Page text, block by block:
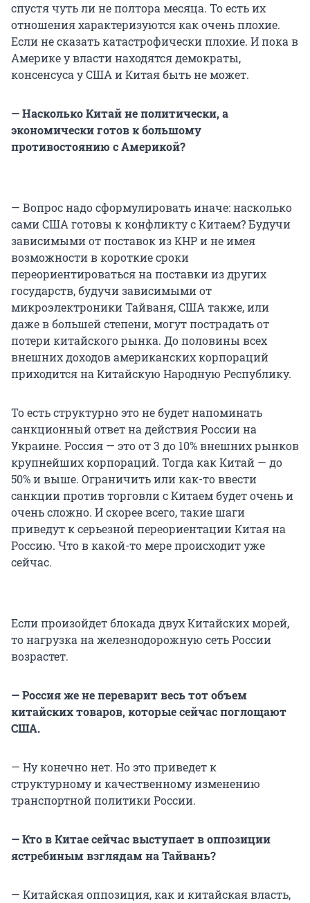
спустя чуть ли не полтора месяца. То есть их
отношения характеризуются как очень плохие.
Если не сказать катастрофически плохие. И пока в
Америке у власти находятся демократы,
консенсуса у США и Китая быть не может.
— Насколько Китай не политически, а
экономически готов к большому
противостоянию с Америкой?
— Вопрос надо сформулировать иначе: насколько
сами США готовы к конфликту с Китаем? Будучи
зависимыми от поставок из КНР и не имея
возможности в короткие сроки
переориентироваться на поставки из других
государств, будучи зависимыми от
микроэлектроники Тайваня, США также, или
даже в большей степени, могут пострадать от
потери китайского рынка. До половины всех
внешних доходов американских корпораций
приходится на Китайскую Народную Республику.
То есть структурно это не будет напоминать
санкционный ответ на действия России на
Украине. Россия — это от 3 до 10% внешних рынков
крупнейших корпораций. Тогда как Китай — до
50% и выше. Ограничить или как-то ввести
санкции против торговли с Китаем будет очень и
очень сложно. И скорее всего, такие шаги
приведут к серьезной переориентации Китая на
Россию. Что в какой-то мере происходит уже
сейчас.
Если произойдет блокада двух Китайских морей,
то нагрузка на железнодорожную сеть России
возрастет.
— Россия же не переварит весь тот объем
китайских товаров, которые сейчас поглощают
США.
— Ну конечно нет. Но это приведет к
структурному и качественному изменению
транспортной политики России.
— Кто в Китае сейчас выступает в оппозиции
ястребиным взглядам на Тайвань?
— Китайская оппозиция, как и китайская власть,